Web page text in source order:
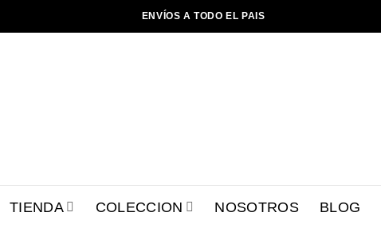
ENVÍOS A TODO EL PAIS
TIENDA COLECCION NOSOTROS BLOG